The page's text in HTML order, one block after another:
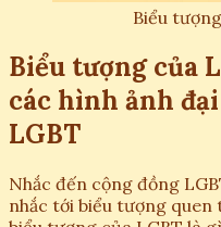
Biểu
Biểu tượng của
các hình ảnh
LGBT
Nhắc đến cộng đồng
nhắc tới biểu tượng quen